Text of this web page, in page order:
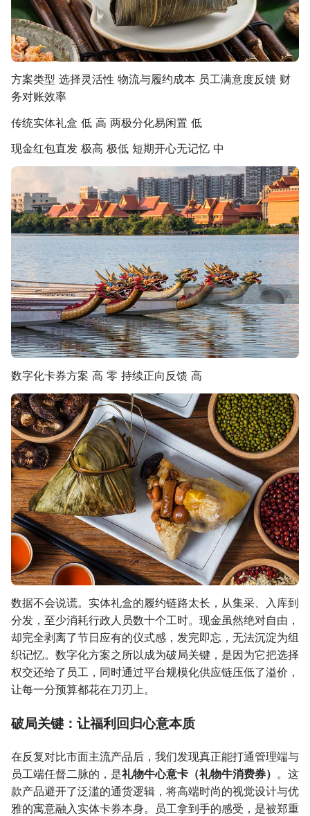
方案类型 选择灵活性 物流与履约成本 员工满意度反馈 财
务对账效率
传统实体礼盒 低 高 两极分化易闲置 低
现金红包直发 极高 极低 短期开心无记忆 中
数字化卡券方案 高 零 持续正向反馈 高
数据不会说谎。实体礼盒的履约链路太长，从集采、入库到
分发，至少消耗行政人员数十个工时。现金虽然绝对自由，
却完全剥离了节日应有的仪式感，发完即忘，无法沉淀为组
织记忆。数字化方案之所以成为破局关键，是因为它把选择
权交还给了员工，同时通过平台规模化供应链压低了溢价，
让每一分预算都花在刀刃上。
破局关键：让福利回归心意本质
在反复对比市面主流产品后，我们发现真正能打通管理端与
员工端任督二脉的，是礼物牛心意卡（礼物牛消费券） 。这
款产品避开了泛滥的通货逻辑，将高端时尚的视觉设计与优
雅的寓意融入实体卡券本身。员工拿到手的感受，是被郑重